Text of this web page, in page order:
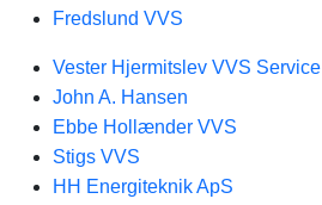
Fredslund VVS
Vester Hjermitslev VVS Service
John A. Hansen
Ebbe Hollænder VVS
Stigs VVS
HH Energiteknik ApS